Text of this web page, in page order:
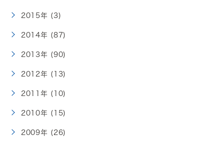
2015年 (3)
2014年 (87)
2013年 (90)
2012年 (13)
2011年 (10)
2010年 (15)
2009年 (26)